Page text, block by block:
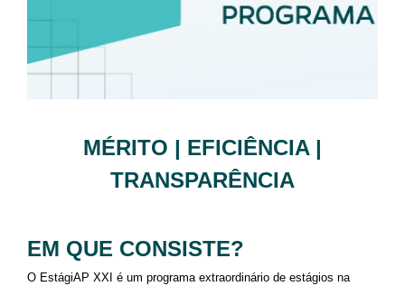
MÉRITO | EFICIÊNCIA |
TRANSPARÊNCIA
EM QUE CONSISTE?
O EstágiAP XXI é um programa extraordinário de estágios na